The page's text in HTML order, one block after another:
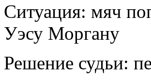
Ситуация: мяч
Уэсу Моргану
Решение судьи: